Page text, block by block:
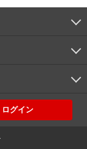
ログイン